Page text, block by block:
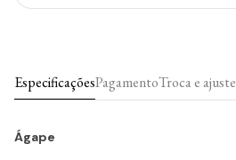
EspecificaçõesPagamentoTroca e ajuste
Ágape